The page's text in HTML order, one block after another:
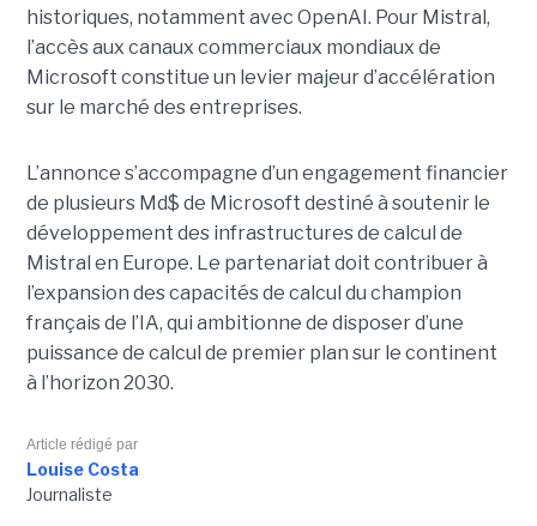
historiques, notamment avec OpenAI. Pour Mistral,
l’accès aux canaux commerciaux mondiaux de
Microsoft constitue un levier majeur d’accélération
sur le marché des entreprises.
L’annonce s’accompagne d’un engagement financier
de plusieurs Md$ de Microsoft destiné à soutenir le
développement des infrastructures de calcul de
Mistral en Europe. Le partenariat doit contribuer à
l’expansion des capacités de calcul du champion
français de l’IA, qui ambitionne de disposer d’une
puissance de calcul de premier plan sur le continent
à l’horizon 2030.
Article rédigé par
Louise Costa
Journaliste